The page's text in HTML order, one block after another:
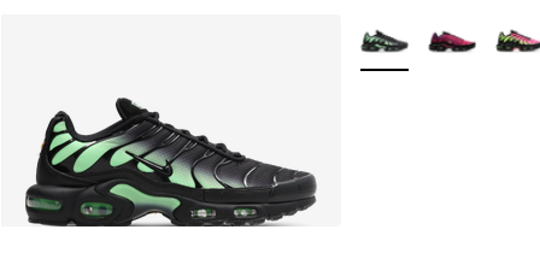
Plus de couleurs